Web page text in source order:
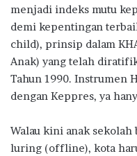
menjadi indeks mutu
demi kepentingan
child), prinsip dalam
Anak) yang telah
Tahun 1990. Instrumen
dengan Keppres, ya
Walau kini anak sekolah
luring (offline), kota